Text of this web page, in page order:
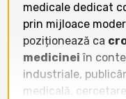
medicale dedicat
prin mijloace
poziționează ca
medicinei în
industriale,
medicală,